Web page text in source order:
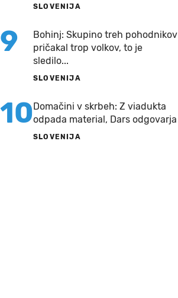
SLOVENIJA
9
Bohinj: Skupino treh pohodnikov
pričakal trop volkov, to je
sledilo...
SLOVENIJA
10Domačini v skrbeh: Z viadukta
odpada material, Dars odgovarja
SLOVENIJA